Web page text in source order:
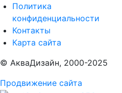
Политика
конфиденциальности
Контакты
Карта сайта
© АкваДизайн, 2000-2025
Продвижение сайта